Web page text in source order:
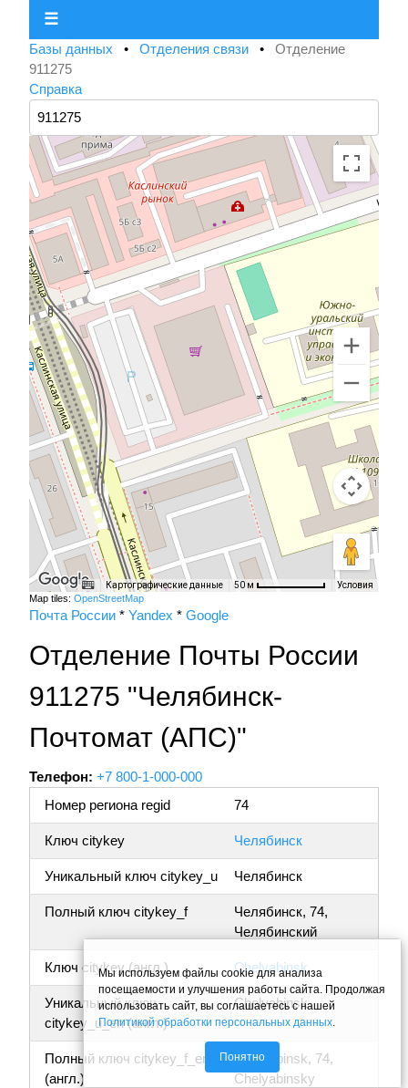
☰
Базы данных • Отделения связи • Отделение
911275
Справка
Картографические данные 50 м Условия
Map tiles: OpenStreetMap
Почта России * Yandex * Google
Отделение Почты России
911275 "Челябинск-
Почтомат (АПС)"
Телефон: +7 800-1-000-000
Номер региона regid
74
Ключ citykey Челябинск
Уникальный ключ citykey_u Челябинск
Полный ключ citykey_f
Челябинск, 74,
Челябинский
Ключ citykey (англ.) Chelyabinsk
Уникальный ключ
citykey_u_en (англ.)
Chelyabinsk
Полный ключ citykey_f_en
(англ.)
Chelyabinsk, 74,
Chelyabinsky
Мы используем файлы cookie для анализа
посещаемости и улучшения работы сайта. Продолжая
использовать сайт, вы соглашаетесь с нашей
Политикой обработки персональных данных.
Понятно